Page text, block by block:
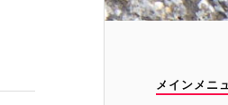
メインメニ